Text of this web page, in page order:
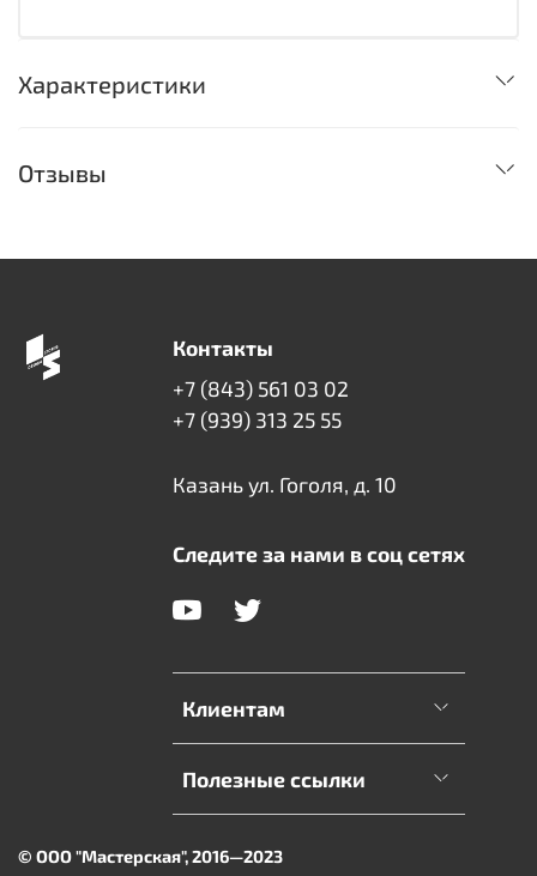
Характеристики
Отзывы
Клиентам
Полезные ссылки
Контакты
+7 (843) 561 03 02
+7 (939) 313 25 55
Казань ул. Гоголя, д. 10
Следите за нами в соц сетях
© ООО "Мастерская", 2016—2023